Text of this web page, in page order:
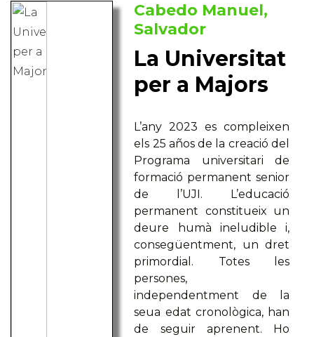
Cabedo Manuel,
Salvador
La Universitat
per a Majors
L’any 2023 es compleixen
els 25 años de la creació del
Programa universitari de
formació permanent senior
de l’UJI. L’educació
permanent constitueix un
deure humà ineludible i,
consegüentment, un dret
primordial. Totes les
persones,
independentment de la
seua edat cronològica, han
de seguir aprenent. Ho